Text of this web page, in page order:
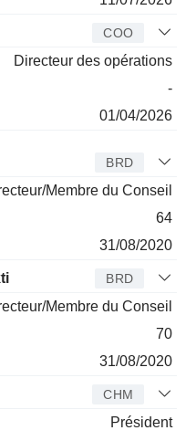
COO
Directeur des opérations
-
01/04/2026
BRD
Membre du Conseil
64
31/08/2020
BRD
Membre du Conseil
70
31/08/2020
CHM
Président